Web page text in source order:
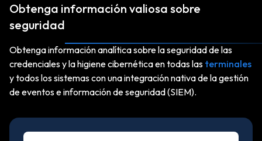
Obtenga información valiosa sobre
seguridad
Obtenga información analítica sobre la seguridad de las
credenciales y la higiene cibernética en todas las terminales
y todos los sistemas con una integración nativa de la gestión
de eventos e información de seguridad (SIEM).